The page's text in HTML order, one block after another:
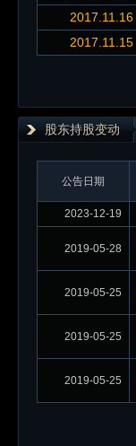
2017.11.16
2017.11.15
股东持股变动
公告日期
2023-12-19
2019-05-28
2019-05-25
2019-05-25
2019-05-25